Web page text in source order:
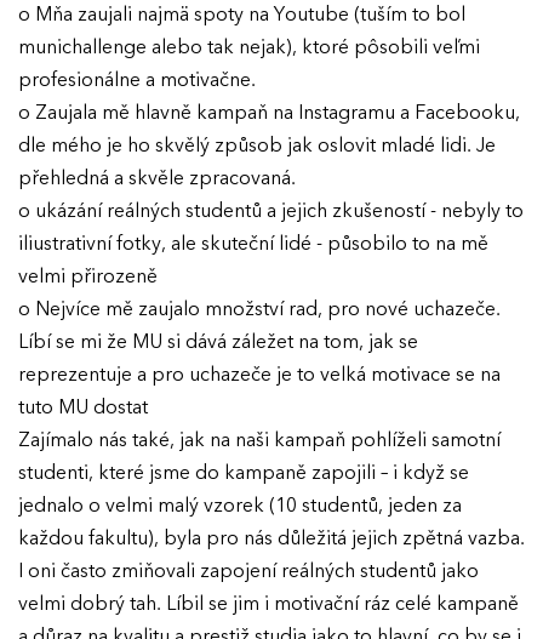
o Mňa zaujali najmä spoty na Youtube (tuším to bol
munichallenge alebo tak nejak), ktoré pôsobili veľmi
profesionálne a motivačne.
o Zaujala mě hlavně kampaň na Instagramu a Facebooku,
dle mého je ho skvělý způsob jak oslovit mladé lidi. Je
přehledná a skvěle zpracovaná.
o ukázání reálných studentů a jejich zkušeností - nebyly to
iliustrativní fotky, ale skuteční lidé - působilo to na mě
velmi přirozeně
o Nejvíce mě zaujalo množství rad, pro nové uchazeče.
Líbí se mi že MU si dává záležet na tom, jak se
reprezentuje a pro uchazeče je to velká motivace se na
tuto MU dostat
Zajímalo nás také, jak na naši kampaň pohlíželi samotní
studenti, které jsme do kampaně zapojili – i když se
jednalo o velmi malý vzorek (10 studentů, jeden za
každou fakultu), byla pro nás důležitá jejich zpětná vazba.
I oni často zmiňovali zapojení reálných studentů jako
velmi dobrý tah. Líbil se jim i motivační ráz celé kampaně